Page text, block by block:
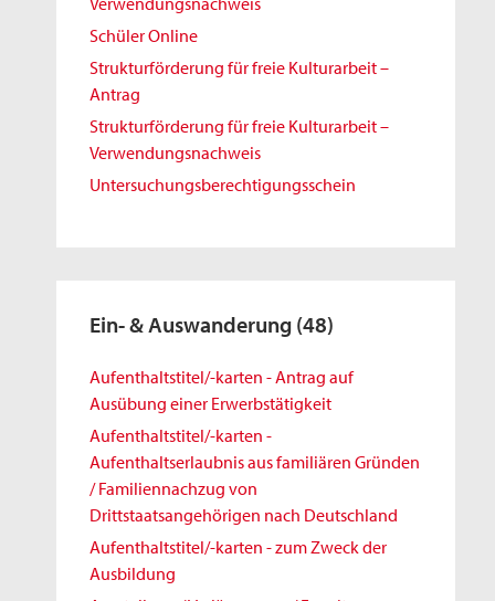
Schüler Online
Strukturförderung für freie Kulturarbeit –
Antrag
Strukturförderung für freie Kulturarbeit –
Verwendungsnachweis
Untersuchungsberechtigungsschein
Ein- & Auswanderung (48)
Aufenthaltstitel/-karten - Antrag auf
Ausübung einer Erwerbstätigkeit
Aufenthaltstitel/-karten -
Aufenthaltserlaubnis aus familiären Gründen
/ Familiennachzug von
Drittstaatsangehörigen nach Deutschland
Aufenthaltstitel/-karten - zum Zweck der
Ausbildung